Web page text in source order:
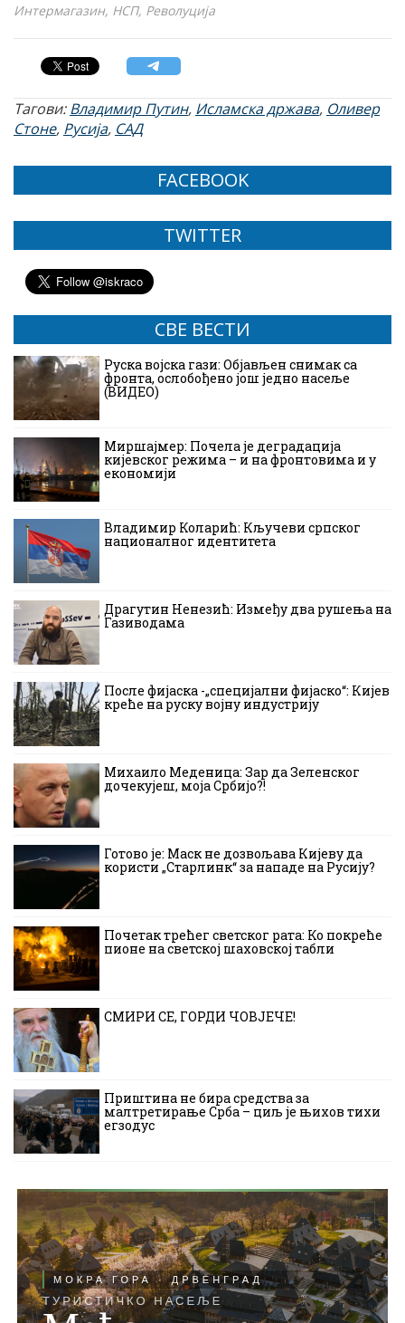
Интермагазин, НСП, Револуција
Тагови:Владимир Путин, Исламска држава, Оливер
Стоне, Русија, САД
FACEBOOK
TWITTER
СВЕ ВЕСТИ
Руска војска гази: Објављен снимак са
фронта, ослобођено још једно насеље
(ВИДЕО)
Миршајмер: Почела је деградација
кијевског режима – и на фронтовима и у
економији
Владимир Коларић: Кључеви српског
националног идентитета
Драгутин Ненезић: Између два рушења на
Газиводама
После фијаска -„специјални фијаско“: Кијев
креће на руску војну индустрију
Михаило Меденица: Зар да Зеленског
дочекујеш, моја Србијо?!
Готово је: Маск не дозвољава Кијеву да
користи „Старлинк“ за нападе на Русију?
Почетак трећег светског рата: Ко покреће
пионе на светској шаховској табли
СМИРИ СЕ, ГОРДИ ЧОВЈЕЧЕ!
Приштина не бира средства за
малтретирање Срба – циљ је њихов тихи
егзодус